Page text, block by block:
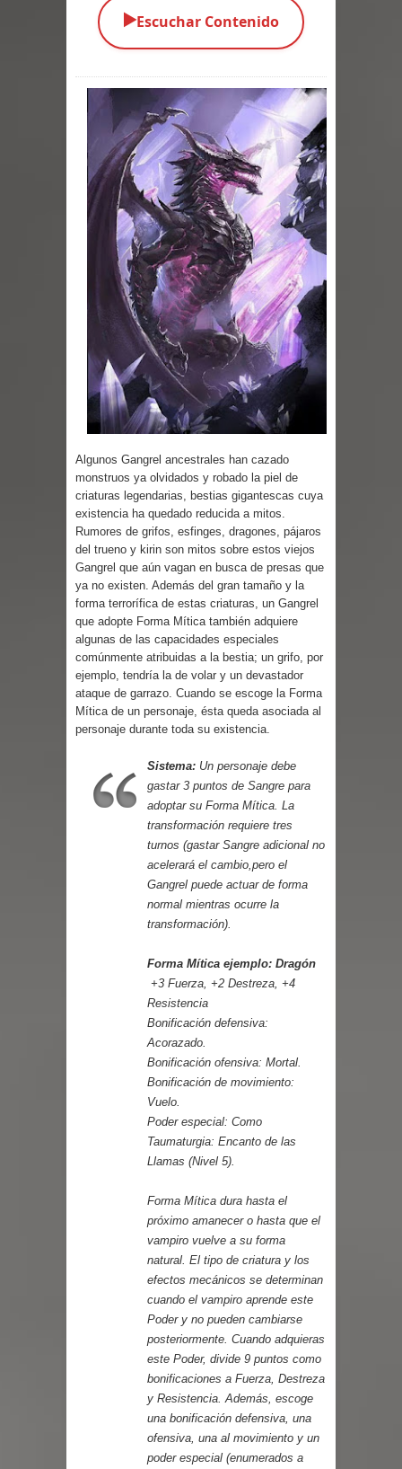
los Vivos
Parte 01: Escondido a Plena Luz
Parte 02: El Enemigo de mi Enemigo
Parte 06: Coletazos
Parte 05: Los Horrores del Infierno
Parte 04: Oídos Sordos
Parte 03: La Traición
Parte 02: Vuelve el Hijo Prodigo
Parte 03: Reflexiones
▶️Escuchar Contenido
Algunos Gangrel ancestrales han cazado
monstruos ya olvidados y robado la piel de
criaturas legendarias, bestias gigantescas cuya
existencia ha quedado reducida a mitos.
Rumores de grifos, esfinges, dragones, pájaros
del trueno y kirin son mitos sobre estos viejos
Gangrel que aún vagan en busca de presas que
ya no existen. Además del gran tamaño y la
forma terrorífica de estas criaturas, un Gangrel
que adopte Forma Mítica también adquiere
algunas de las capacidades especiales
comúnmente atribuidas a la bestia; un grifo, por
ejemplo, tendría la de volar y un devastador
ataque de garrazo. Cuando se escoge la Forma
Mítica de un personaje, ésta queda asociada al
personaje durante toda su existencia.
Sistema: Un personaje debe
gastar 3 puntos de Sangre para
adoptar su Forma Mítica. La
transformación requiere tres
turnos (gastar Sangre adicional no
acelerará el cambio,pero el
Gangrel puede actuar de forma
normal mientras ocurre la
transformación).
Forma Mítica ejemplo: Dragón
+3 Fuerza, +2 Destreza, +4
Resistencia
Bonificación defensiva:
Acorazado.
Bonificación ofensiva: Mortal.
Bonificación de movimiento:
Vuelo.
Poder especial: Como
Taumaturgia: Encanto de las
Llamas (Nivel 5).
Forma Mítica dura hasta el
próximo amanecer o hasta que el
vampiro vuelve a su forma
natural. El tipo de criatura y los
efectos mecánicos se determinan
cuando el vampiro aprende este
Poder y no pueden cambiarse
posteriormente. Cuando adquieras
este Poder, divide 9 puntos como
bonificaciones a Fuerza, Destreza
y Resistencia. Además, escoge
una bonificación defensiva, una
ofensiva, una al movimiento y un
poder especial (enumerados a